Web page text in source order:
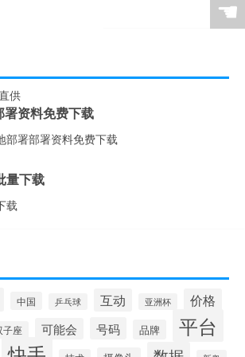
☚
资料免费下载
量下载
中国 乒乓球 互动 亚洲杯 价格
子座 可能会 号码 品牌 平台